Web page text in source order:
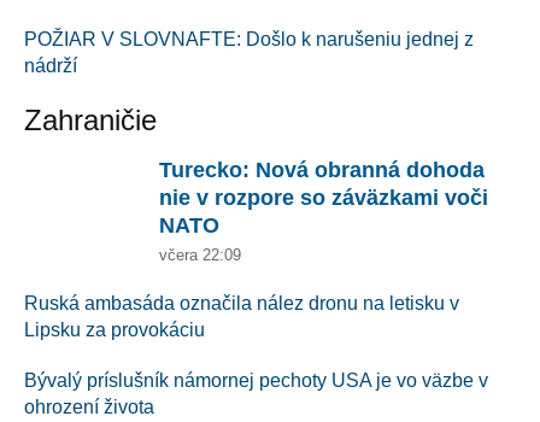
POŽIAR V SLOVNAFTE: Došlo k narušeniu jednej z
nádrží
Zahraničie
Turecko: Nová obranná dohoda
nie v rozpore so záväzkami voči
NATO
včera 22:09
Ruská ambasáda označila nález dronu na letisku v
Lipsku za provokáciu
Bývalý príslušník námornej pechoty USA je vo väzbe v
ohrození života